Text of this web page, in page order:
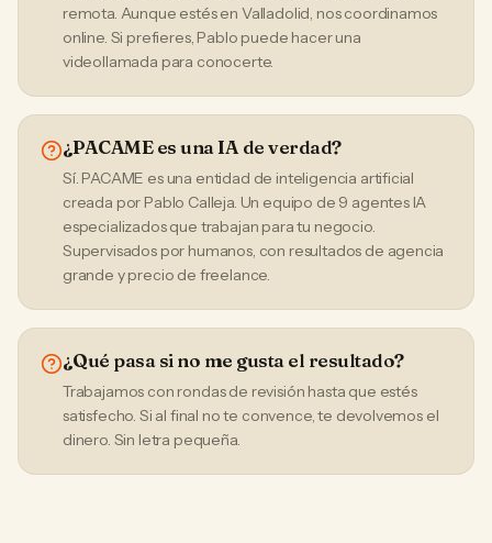
remota. Aunque estés en Valladolid, nos coordinamos
online. Si prefieres, Pablo puede hacer una
videollamada para conocerte.
¿PACAME es una IA de verdad?
Sí. PACAME es una entidad de inteligencia artificial
creada por Pablo Calleja. Un equipo de 9 agentes IA
especializados que trabajan para tu negocio.
Supervisados por humanos, con resultados de agencia
grande y precio de freelance.
¿Qué pasa si no me gusta el resultado?
Trabajamos con rondas de revisión hasta que estés
satisfecho. Si al final no te convence, te devolvemos el
dinero. Sin letra pequeña.